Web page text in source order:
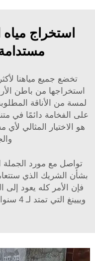
استخراج مياه
تخضع جميع مياهنا
استخراجها من باطن
لمسة من الأناقة
على الفخامة دائمًا في
هو الاختيار المثالي
تواصل مع مورد الجملة
بشأن الشريك الذي
فإن الأمر كله يعود إلى